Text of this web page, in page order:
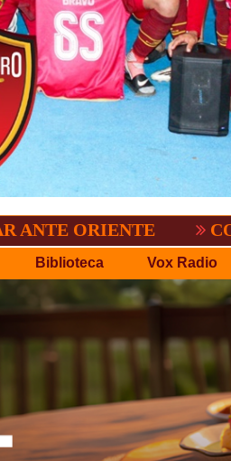
Biblioteca Vox Radio